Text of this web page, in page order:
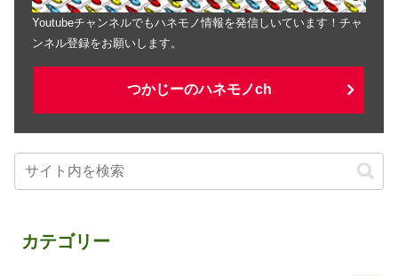
Youtubeチャンネルでもハネモノ情報を発信しいています！チャ
ンネル登録をお願いします。
つかじーのハネモノch
カテゴリー